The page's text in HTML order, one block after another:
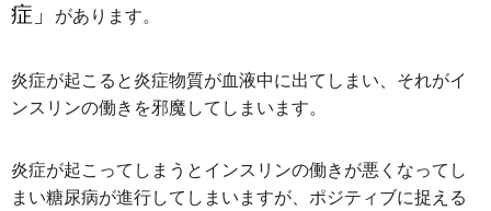
症」
があります。
炎症が起こると炎症物質が血液中に出てしまい、それがイ
ンスリンの働きを邪魔してしまいます。
炎症が起こってしまうとインスリンの働きが悪くなってし
まい糖尿病が進行してしまいますが、ポジティブに捉える